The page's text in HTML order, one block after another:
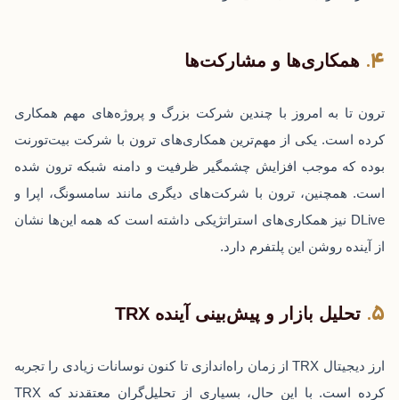
همکاری‌ها و مشارکت‌ها
ترون تا به امروز با چندین شرکت بزرگ و پروژه‌های مهم همکاری
کرده است. یکی از مهم‌ترین همکاری‌های ترون با شرکت بیت‌تورنت
بوده که موجب افزایش چشمگیر ظرفیت و دامنه شبکه ترون شده
است. همچنین، ترون با شرکت‌های دیگری مانند سامسونگ، اپرا و
DLive نیز همکاری‌های استراتژیکی داشته است که همه این‌ها نشان
از آینده روشن این پلتفرم دارد.
تحلیل بازار و پیش‌بینی آینده TRX
ارز دیجیتال TRX از زمان راه‌اندازی تا کنون نوسانات زیادی را تجربه
کرده است. با این حال، بسیاری از تحلیل‌گران معتقدند که TRX